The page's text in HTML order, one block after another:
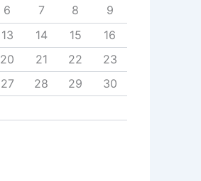
6 7 8
9
13 14 15
16
20 21 22
23
27 28 29
30